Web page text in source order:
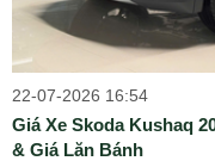
22-07-2026 16:54
Giá Xe Skoda Kushaq
& Giá Lăn Bánh